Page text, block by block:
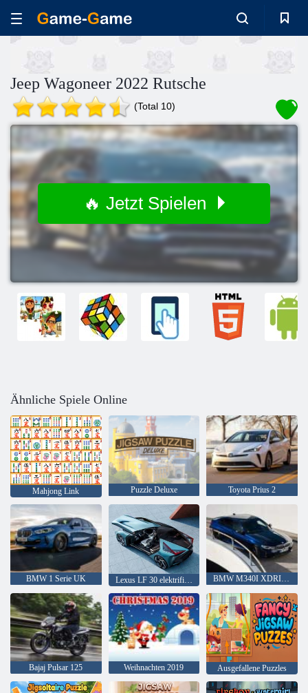
Jeep Wagoneer 2022 Rutsche
(Total 10)
🔥 Jetzt Spielen
Ähnliche Spiele Online
Mahjong Link Puzzle Deluxe Toyota Prius 2
BMW 1 Serie UK Lexus LF 30 elektrifiziert BMW M340I XDRIVE
Bajaj Pulsar 125 Weihnachten 2019 Ausgefallene Puzzles